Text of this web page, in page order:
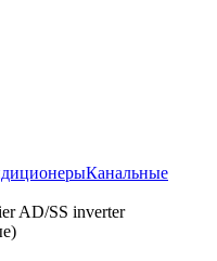
Канальные
AD/SS inverter